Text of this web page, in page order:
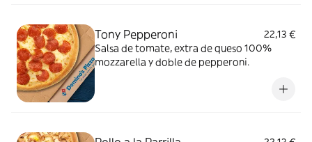
Tony Pepperoni
22,13 €
Salsa de tomate, extra de queso 100%
mozzarella y doble de pepperoni.